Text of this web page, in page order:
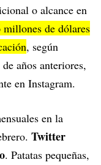
o alcance en
millones de dólares
, según
años anteriores,
en Instagram.
en la
Twitter
. Patatas pequeñas,